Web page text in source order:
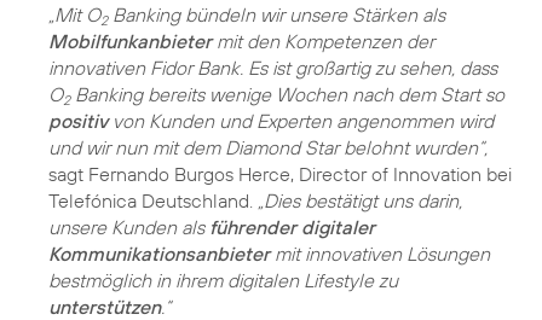
„Mit O2Banking bündeln wir unsere Stärken als
Mobilfunkanbietermit den Kompetenzen der
innovativen Fidor Bank. Es ist großartig zu sehen, dass
O2Banking bereits wenige Wochen nach dem Start so
positivvon Kunden und Experten angenommen wird
und wir nun mit dem Diamond Star belohnt wurden“,
sagt Fernando Burgos Herce, Director of Innovation bei
Telefónica Deutschland.
„Dies bestätigt uns darin,
unsere Kunden als führender digitaler
Kommunikationsanbietermit innovativen Lösungen
bestmöglich in ihrem digitalen Lifestyle zu
unterstützen.“